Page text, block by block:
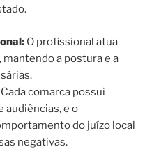
O profissional atua
a postura e a
Cada comarca possui
audiências, e o
do juízo local
negativas.